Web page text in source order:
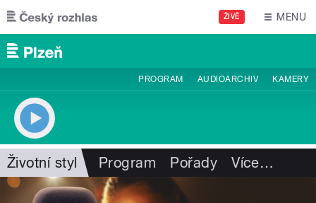
Přejít k hlavnímu obsahu
ŽIVĚ MENU
PROGRAM AUDIOARCHIV KAMERY
Životní styl Program Pořady Více…